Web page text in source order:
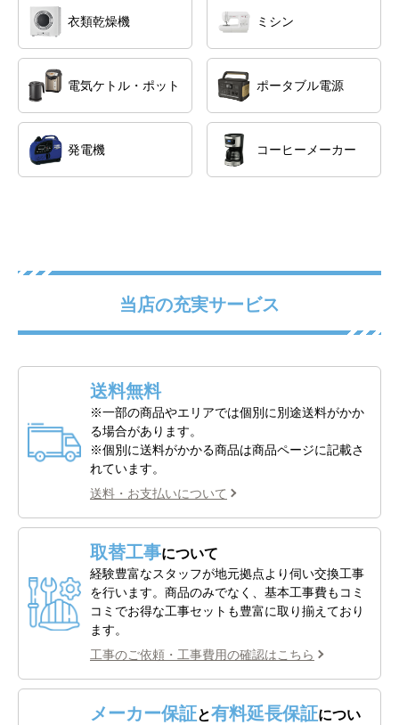
衣類乾燥機 ミシン
電気ケトル・ポット ポータブル電源
発電機 コーヒーメーカー
当店の充実サービス
送料無料
※一部の商品やエリアでは個別に別途送料がかか
る場合があります。
※個別に送料がかかる商品は商品ページに記載さ
れています。
送料・お支払いについて
取替工事について
経験豊富なスタッフが地元拠点より伺い交換工事
を行います。商品のみでなく、基本工事費もコミ
コミでお得な工事セットも豊富に取り揃えており
ます。
工事のご依頼・工事費用の確認はこちら
メーカー保証と有料延長保証につい